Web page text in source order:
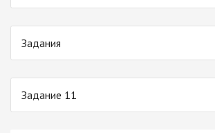
Задания
Задание 11